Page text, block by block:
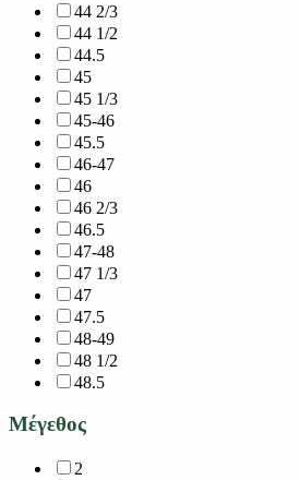
44 2/3
44 1/2
44.5
45
45 1/3
45-46
45.5
46-47
46
46 2/3
46.5
47-48
47 1/3
47
47.5
48-49
48 1/2
48.5
Μέγεθος
2